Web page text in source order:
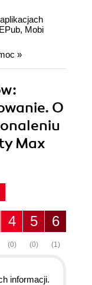
Mobi
»
O
Max
6
(1)
5
(0)
4
(0)
informacji.